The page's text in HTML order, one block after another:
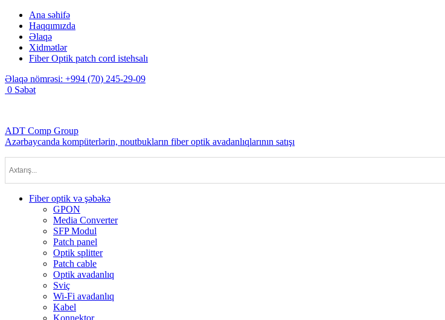
Ana səhifə
Haqqımızda
Əlaqə
Xidmətlər
Fiber Optik patch cord istehsalı
Əlaqə nömrəsi: +994 (70) 245-29-09
0 Səbət
ADT Comp Group
Azərbaycanda kompüterlərin, noutbukların fiber optik avadanlıqlarının satışı
Fiber optik və şəbəkə
GPON
Media Converter
SFP Modul
Patch panel
Optik splitter
Patch cable
Optik avadanlıq
Sviç
Wi-Fi avadanlıq
Kabel
Konnektor